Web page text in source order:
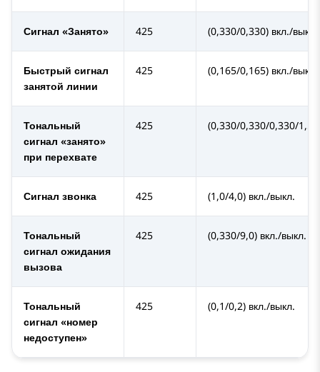
Сигнал «Занято» 425 (0,330/0,330) вкл./выкл.
Быстрый сигнал
занятой линии
425 (0,165/0,165) вкл./выкл.
Тональный
сигнал «занято»
при перехвате
425 (0,330/0,330/0,330/1,5)
Сигнал звонка 425 (1,0/4,0) вкл./выкл.
Тональный
сигнал ожидания
вызова
425 (0,330/9,0) вкл./выкл.
Тональный
сигнал «номер
недоступен»
425 (0,1/0,2) вкл./выкл.